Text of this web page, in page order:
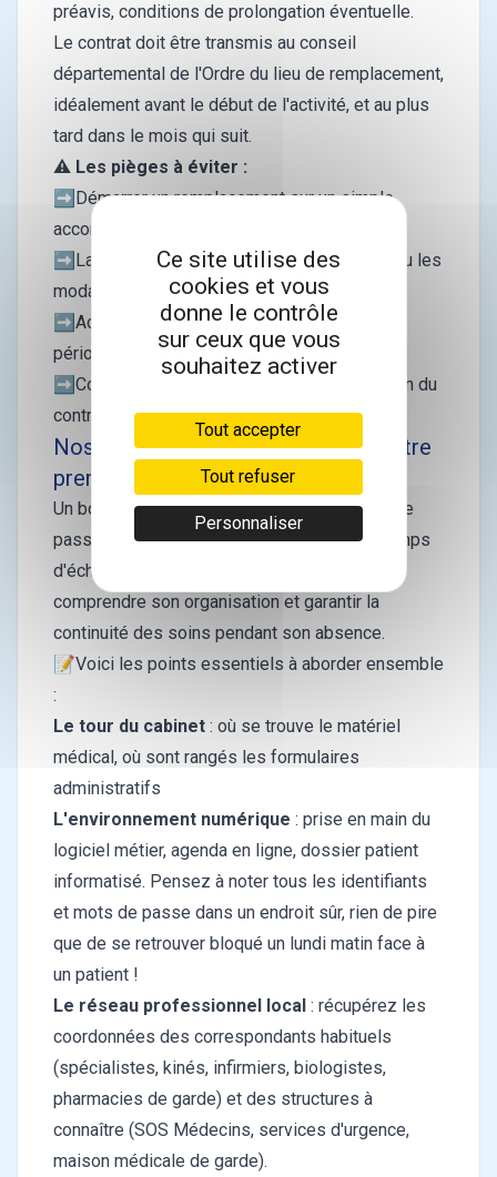
préavis, conditions de prolongation éventuelle.
Le contrat doit être transmis au conseil
départemental de l'Ordre du lieu de remplacement,
idéalement avant le début de l'activité, et au plus
tard dans le mois qui suit.
⚠️ Les pièges à éviter :
➡️Démarrer un remplacement sur un simple
accord verbal
➡️Laisser des zones floues sur le montant ou les
modalités de rétrocession
➡️Accepter un renouvellement tacite sur une
période longue
➡️Commencer à exercer avant la transmission du
contrat à l'Ordre
Nos conseils pour bien démarrer votre
premier remplacement
Un bon remplacement, c'est d'abord une bonne
passation. Avant le premier jour, prenez le temps
d'échanger avec le médecin titulaire pour
comprendre son organisation et garantir la
continuité des soins pendant son absence.
📝Voici les points essentiels à aborder ensemble
:
Le tour du cabinet : où se trouve le matériel
médical, où sont rangés les formulaires
administratifs
L'environnement numérique : prise en main du
logiciel métier, agenda en ligne, dossier patient
informatisé. Pensez à noter tous les identifiants
et mots de passe dans un endroit sûr, rien de pire
que de se retrouver bloqué un lundi matin face à
un patient !
Le réseau professionnel local : récupérez les
coordonnées des correspondants habituels
(spécialistes, kinés, infirmiers, biologistes,
pharmacies de garde) et des structures à
connaître (SOS Médecins, services d'urgence,
maison médicale de garde).
Ce site utilise des
cookies et vous
donne le contrôle
sur ceux que vous
souhaitez activer
Tout accepter
Tout refuser
Personnaliser